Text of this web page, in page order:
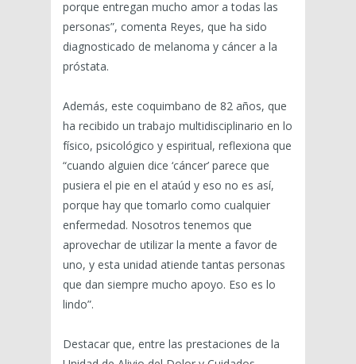
porque entregan mucho amor a todas las
personas”, comenta Reyes, que ha sido
diagnosticado de melanoma y cáncer a la
próstata.
Además, este coquimbano de 82 años, que
ha recibido un trabajo multidisciplinario en lo
físico, psicológico y espiritual, reflexiona que
“cuando alguien dice ‘cáncer’ parece que
pusiera el pie en el ataúd y eso no es así,
porque hay que tomarlo como cualquier
enfermedad. Nosotros tenemos que
aprovechar de utilizar la mente a favor de
uno, y esta unidad atiende tantas personas
que dan siempre mucho apoyo. Eso es lo
lindo”.
Destacar que, entre las prestaciones de la